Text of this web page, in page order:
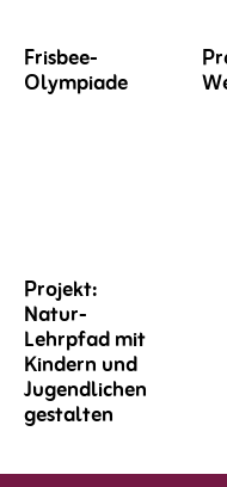
Frisbee-
Olympiade
Projekt:
Natur-
Lehrpfad mit
Kindern und
Jugendlichen
gestalten